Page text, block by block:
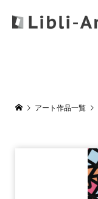
アート作品一覧